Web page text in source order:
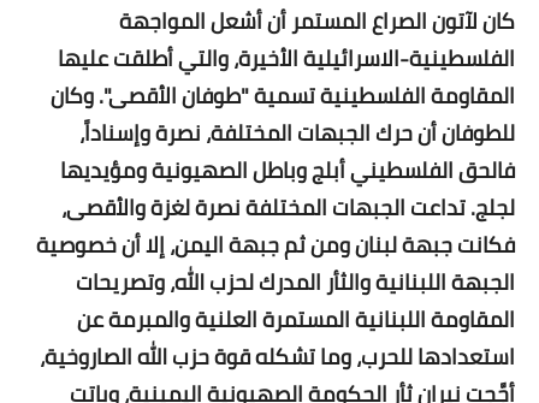
كان لآتون الصراع المستمر أن أشعل المواجهة
الفلسطينية-الاسرائيلية الأخيرة، والتي أطلقت عليها
المقاومة الفلسطينية تسمية "طوفان الأقصى". وكان
للطوفان أن حرك الجبهات المختلفة، نصرة وإسناداً،
فالحق الفلسطيني أبلج وباطل الصهيونية ومؤيديها
لجلج. تداعت الجبهات المختلفة نصرة لغزة والأقصى،
فكانت جبهة لبنان ومن ثم جبهة اليمن، إلا أن خصوصية
الجبهة اللبنانية والثأر المدرك لحزب الله، وتصريحات
المقاومة اللبنانية المستمرة العلنية والمبرمة عن
استعدادها للحرب، وما تشكله قوة حزب الله الصاروخية،
أجَّجت نيران ثأر الحكومة الصهيونية اليمينية، وباتت